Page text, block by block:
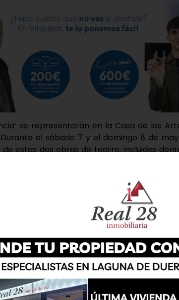
se representarán en la Casa de las
el sábado 7 y el domingo 8 de
estas dos obras de teatro, incluidas
coproducción de NAO D´AMORES y
público joven-adulto. Trata una tragedia
humana, individual y colectiva. La obra
de la literatura cervantina
el sábado 7 a las 20:30 horas y tendrá
es de 14 euros. La compañía ha
de los Premios Max 2021, siendo
a mejor vestuario.